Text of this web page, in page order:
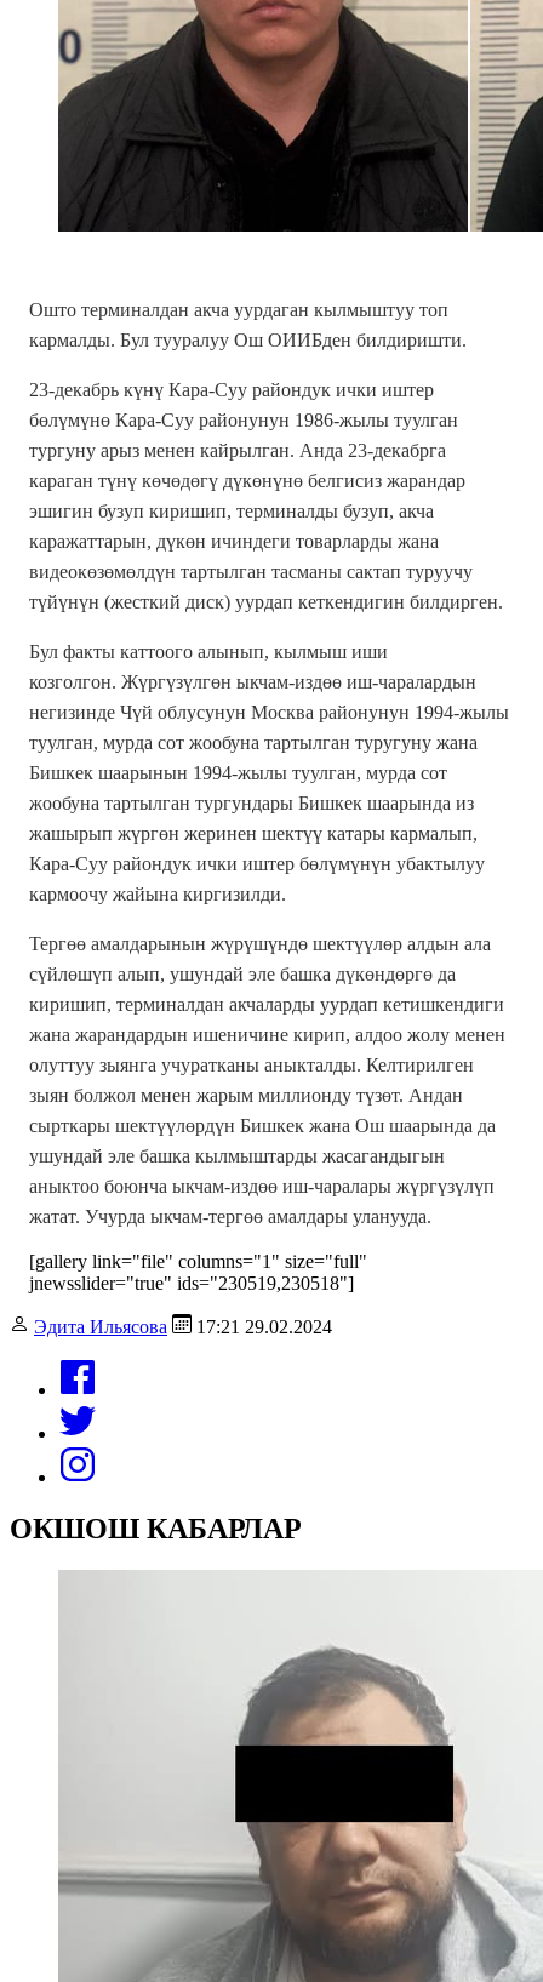
Ошто терминалдан акча уурдаган кылмыштуу топ
кармалды. Бул тууралуу Ош ОИИБден билдиришти.
23-декабрь күнү Кара-Суу райондук ички иштер
бөлүмүнө Кара-Суу районунун 1986-жылы туулган
тургуну арыз менен кайрылган. Анда 23-декабрга
караган түнү көчөдөгү дүкөнүнө белгисиз жарандар
эшигин бузуп киришип, терминалды бузуп, акча
каражаттарын, дүкөн ичиндеги товарларды жана
видеокөзөмөлдүн тартылган тасманы сактап туруучу
түйүнүн (жесткий диск) уурдап кеткендигин билдирген.
Бул факты каттоого алынып, кылмыш иши
козголгон. Жүргүзүлгөн ыкчам-издөө иш-чаралардын
негизинде Чүй облусунун Москва районунун 1994-жылы
туулган, мурда сот жообуна тартылган туругуну жана
Бишкек шаарынын 1994-жылы туулган, мурда сот
жообуна тартылган тургундары Бишкек шаарында из
жашырып жүргөн жеринен шектүү катары кармалып,
Кара-Суу райондук ички иштер бөлүмүнүн убактылуу
кармоочу жайына киргизилди.
Тергөө амалдарынын жүрүшүндө шектүүлөр алдын ала
сүйлөшүп алып, ушундай эле башка дүкөндөргө да
киришип, терминалдан акчаларды уурдап кетишкендиги
жана жарандардын ишеничине кирип, алдоо жолу менен
олуттуу зыянга учуратканы аныкталды. Келтирилген
зыян болжол менен жарым миллионду түзөт. Андан
сырткары шектүүлөрдүн Бишкек жана Ош шаарында да
ушундай эле башка кылмыштарды жасагандыгын
аныктоо боюнча ыкчам-издөө иш-чаралары жүргүзүлүп
жатат. Учурда ыкчам-тергөө амалдары уланууда.
[gallery link="file" columns="1" size="full"
jnewsslider="true" ids="230519,230518"]
Эдита Ильясова 17:21 29.02.2024
ОКШОШ КАБАРЛАР